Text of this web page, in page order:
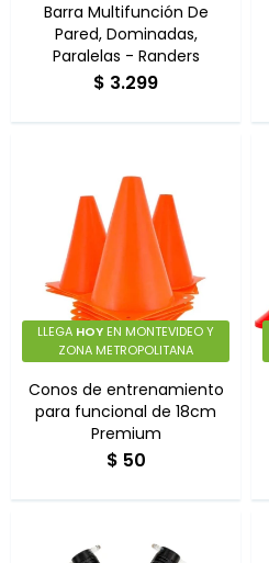
Barra Multifunción De
Pared, Dominadas,
Paralelas - Randers
$ 3.299
LLEGA HOY EN MONTEVIDEO Y
ZONA METROPOLITANA
Conos de entrenamiento
para funcional de 18cm
Premium
$ 50
Bicicletas horizonales
Bicicletas tradicionales